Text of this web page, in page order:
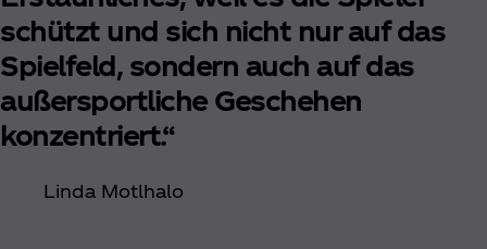
schützt und sich nicht nur auf das
Spielfeld, sondern auch auf das
außersportliche Geschehen
konzentriert.“
Linda Motlhalo